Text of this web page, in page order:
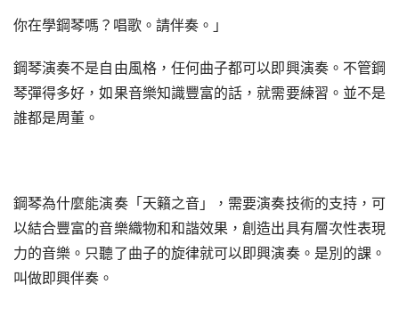
你在學鋼琴嗎？唱歌。請伴奏。」
鋼琴演奏不是自由風格，任何曲子都可以即興演奏。不管鋼
琴彈得多好，如果音樂知識豐富的話，就需要練習。並不是
誰都是周董。
鋼琴為什麼能演奏「天籟之音」，需要演奏技術的支持，可
以結合豐富的音樂織物和和諧效果，創造出具有層次性表現
力的音樂。只聽了曲子的旋律就可以即興演奏。是別的課。
叫做即興伴奏。